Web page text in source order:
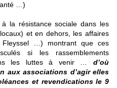
…)
la résistance sociale dans les
et en dehors, les affaires
Fleyssel …) montrant que ces
si les rassemblements
les luttes à venir … d’où
aux associations d’agir elles
et revendications le 9